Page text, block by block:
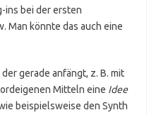
ins bei der ersten
Man könnte das auch eine
gerade anfängt, z. B. mit
Mitteln eine Idee
beispielsweise den Synth